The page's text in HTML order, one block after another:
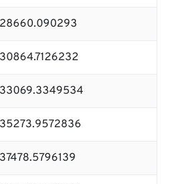
28660.090293
30864.7126232
33069.3349534
35273.9572836
37478.5796139